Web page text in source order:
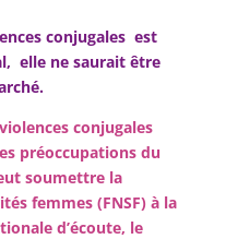
conjugales est
elle ne saurait être
conjugales
préoccupations du
soumettre la
femmes (FNSF) à la
d’écoute, le